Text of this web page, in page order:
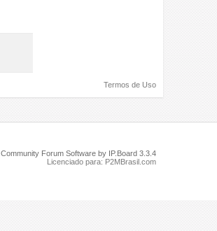
Termos de Uso
Community Forum Software by IP.Board 3.3.4
Licenciado para: P2MBrasil.com